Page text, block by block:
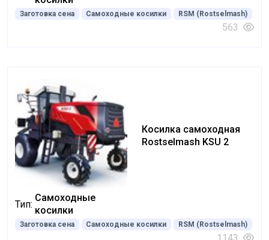
Заготовка сена Самоходные косилки RSM (Rostselmash)
563
Косилка самоходная
Rostselmash KSU 2
Тип:
Самоходные
косилки
Заготовка сена Самоходные косилки RSM (Rostselmash)